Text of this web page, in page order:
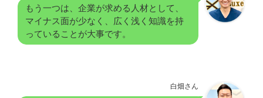
もう一つは、企業が求める人材として、
マイナス面が少なく、広く浅く知識を持
っていることが大事です。
白畑さん